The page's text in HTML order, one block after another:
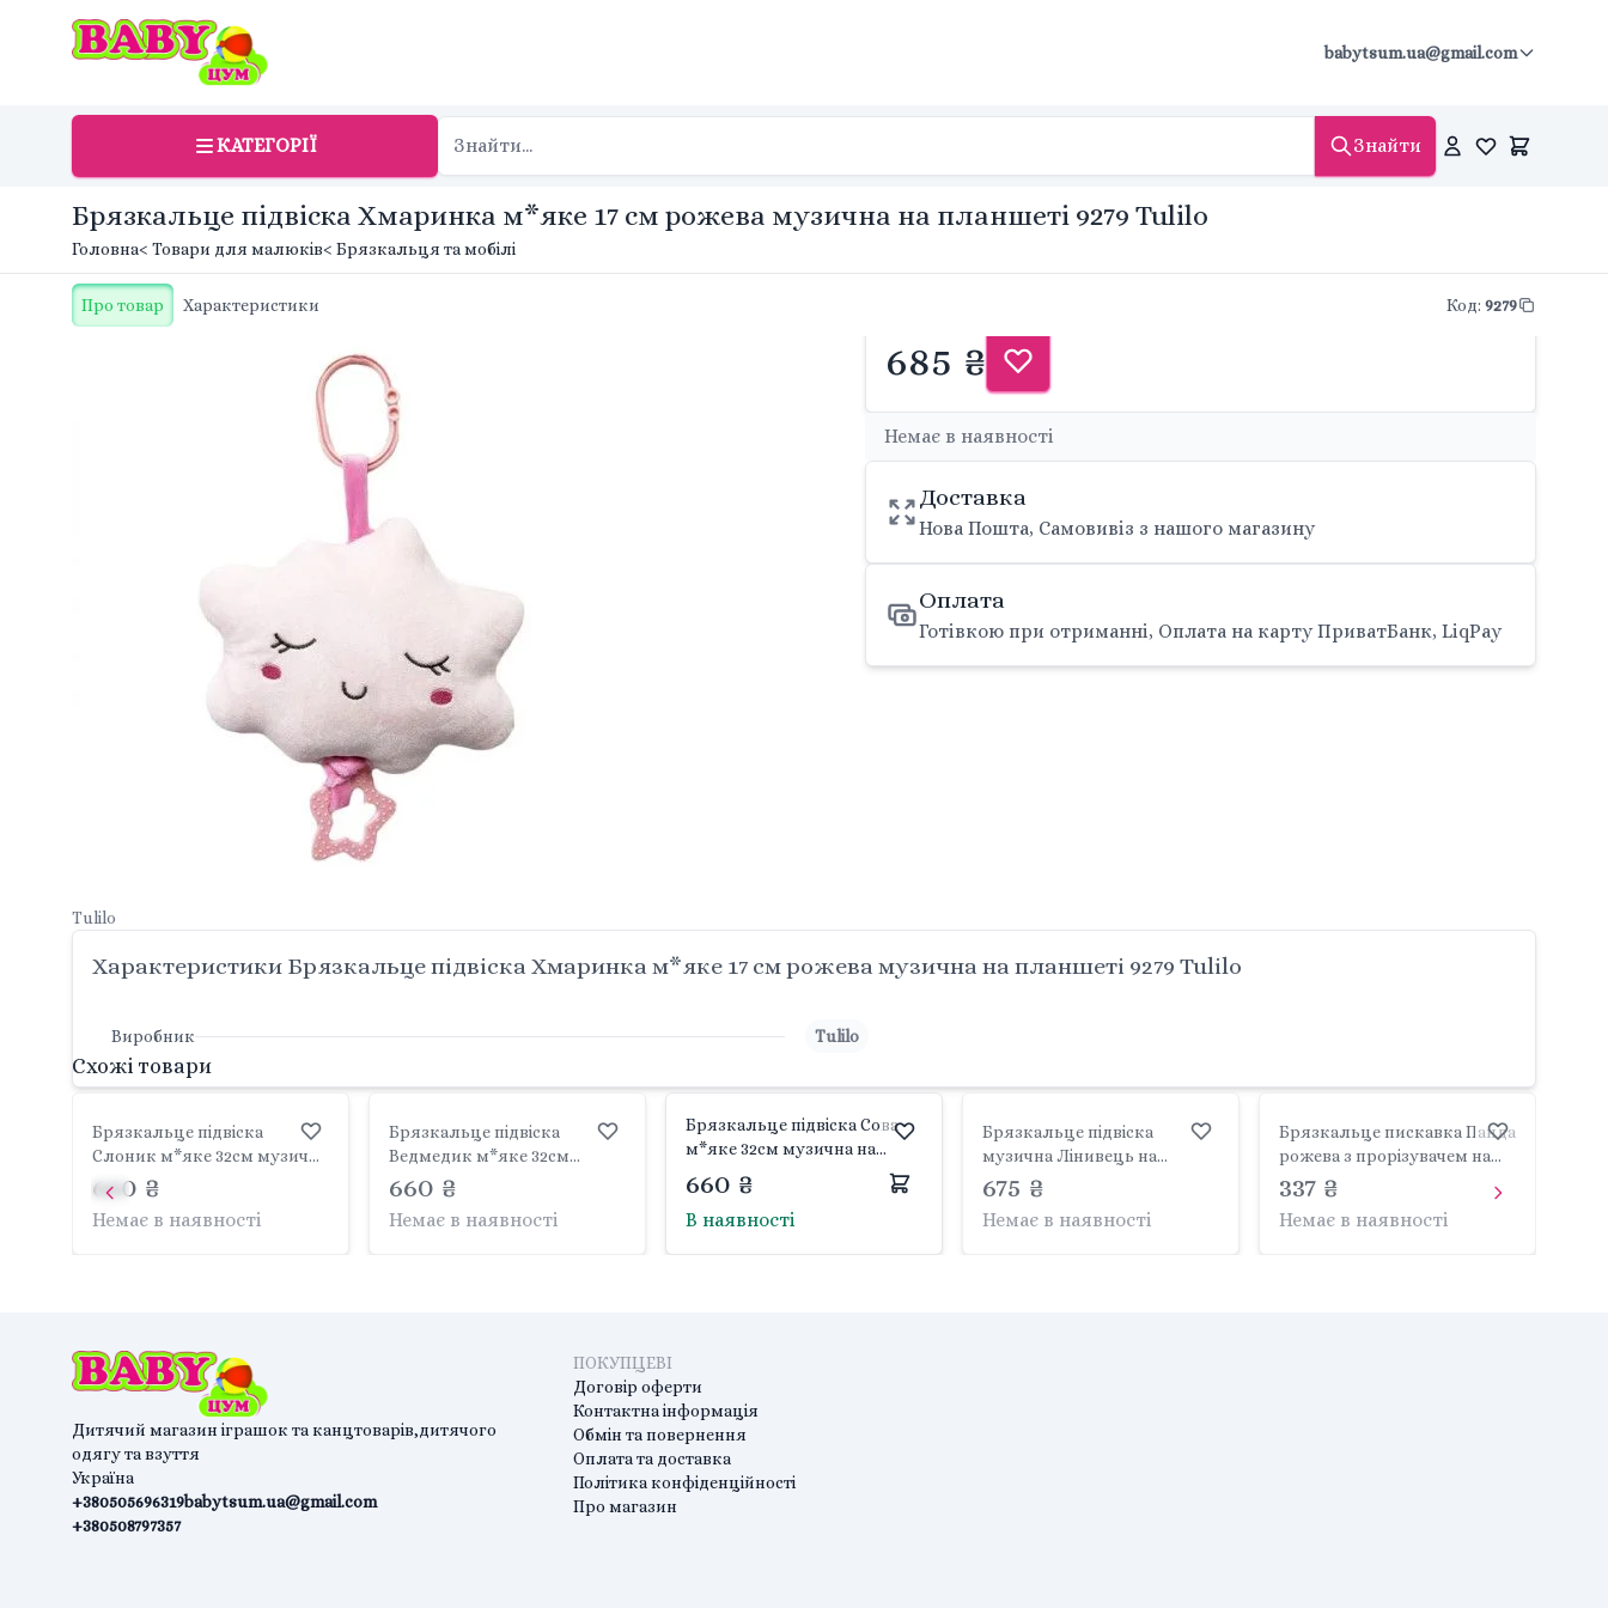
babytsum.ua@gmail.com
КАТЕГОРІЇ Знайти
Брязкальце підвіска Хмаринка м*яке 17 см рожева музична на планшеті 9279 Tulilo
Головна< Товари для малюків< Брязкальця та мобілі
Про товар Характеристики Код: 9279
Tulilo
685 ₴
Немає в наявності
Доставка
Нова Пошта, Самовивіз з нашого магазину
Оплата
Готівкою при отриманні, Оплата на карту ПриватБанк, LiqPay
Характеристики Брязкальце підвіска Хмаринка м*яке 17 см рожева музична на планшеті 9279 Tulilo
Виробник Tulilo
Схожі товари
Брязкальце підвіска
Слоник м*яке 32см музична
рожевий на планшеті 9125
Tulilo
660 ₴
Немає в наявності
Брязкальце підвіска
Ведмедик м*яке 32см
музична на планшеті 9128
660 ₴
Немає в наявності
Брязкальце підвіска Сова
м*яке 32см музична на
планшеті 9129 Tulilo
660 ₴
В наявності
Брязкальце підвіска
музична Лінивець на
675 ₴
Немає в наявності
Брязкальце пискавка Панда
рожева з прорізувачем на
планшеті 9027 Tulilo
337 ₴
Немає в наявності
Дитячий магазин іграшок та канцтоварів,дитячого
одягу та взуття
Україна
+380505696319
+380508797357
babytsum.ua@gmail.com
ПОКУПЦЕВІ
Договір оферти
Контактна інформація
Обмін та повернення
Оплата та доставка
Політика конфіденційності
Про магазин